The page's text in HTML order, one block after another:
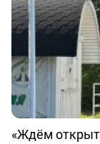
«Ждём